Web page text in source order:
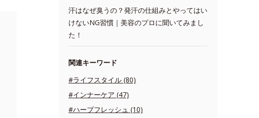
汗はなぜ臭うの？発汗の仕組みとやってはい
けないNG習慣｜美容のプロに聞いてみまし
た！
関連キーワード
#ライフスタイル (80)
#インナーケア (47)
#ハーブフレッシュ (10)